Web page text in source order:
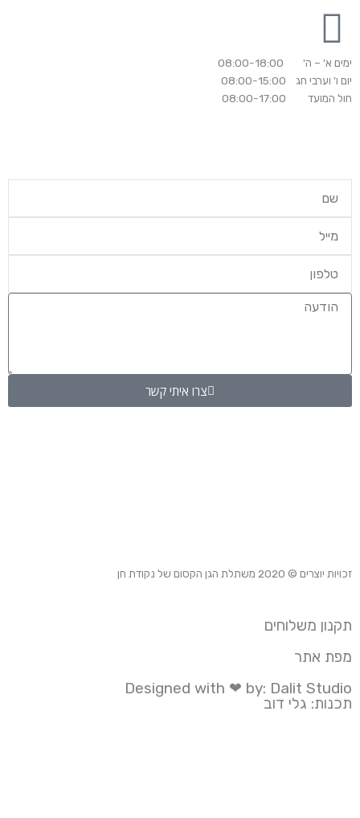
ימים א' – ה' 08:00-18:00
יום ו' וערבי חג 08:00-15:00
חול המועד 08:00-17:00
צרו איתי קשר
זכויות יוצרים © 2020 משתלת הגן הקסום של נקודת חן
תקנון משלוחים
מפת אתר
Designed with ❤ by: Dalit Studio
תכנות: גלי דוב